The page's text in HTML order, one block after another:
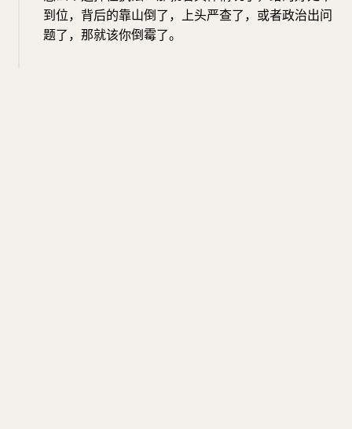
到位，背后的靠山倒了，上头严查了，或者政治出问
题了，那就该你倒霉了。